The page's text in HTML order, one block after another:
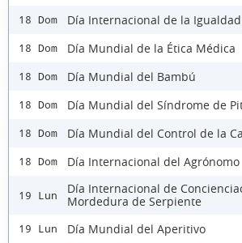
18 Dom Día Internacional de la
18 Dom Día Mundial de la Ética Médica
18 Dom Día Mundial del Bambú
18 Dom Día Mundial del Síndrome de
18 Dom Día Mundial del Control de la
18 Dom Día Internacional del Agrónomo
19 Lun
Día Internacional de
Mordedura de Serpiente
19 Lun Día Mundial del Aperitivo